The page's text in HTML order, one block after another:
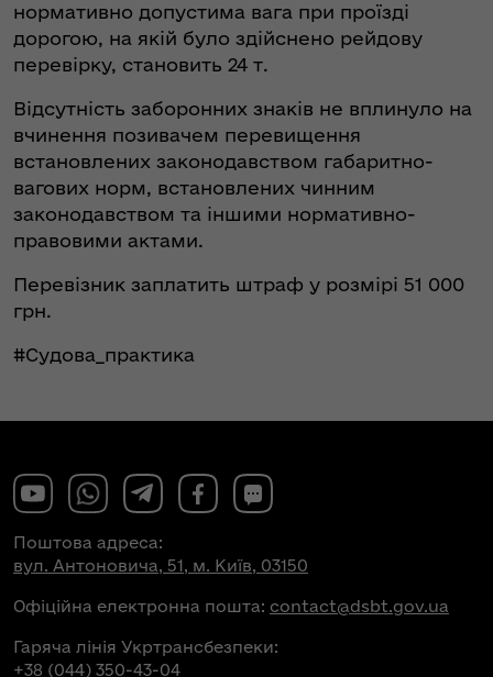
нормативно допустима вага при проїзді
дорогою, на якій було здійснено рейдову
перевірку, становить 24 т.
Відсутність заборонних знаків не вплинуло на
вчинення позивачем перевищення
встановлених законодавством габаритно-
вагових норм, встановлених чинним
законодавством та іншими нормативно-
правовими актами.
Перевізник заплатить штраф у розмірі 51 000
грн.
#Судова_практика
Поштова адреса:
вул. Антоновича, 51, м. Київ, 03150
Офіційна електронна пошта: contact@dsbt.gov.ua
Гаряча лінія Укртрансбезпеки:
+38 (044) 350-43-04